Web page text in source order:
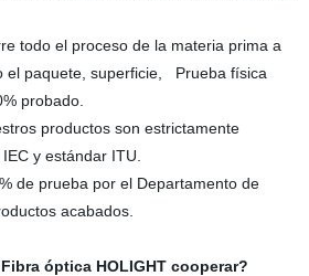
todo el proceso de la materia prima a
el paquete, superficie, Prueba física
probado.
productos son estrictamente
y estándar ITU.
de prueba por el Departamento de
acabados.
óptica HOLIGHT cooperar?